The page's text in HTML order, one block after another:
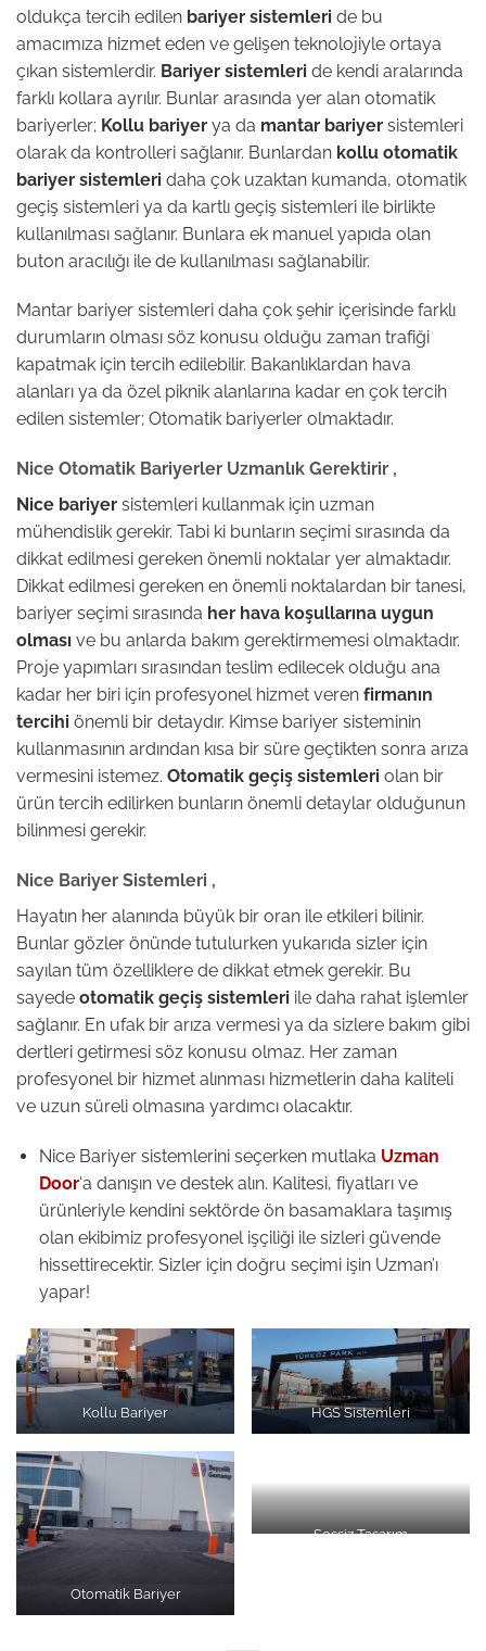
oldukça tercih edilen bariyer sistemleri de bu
amacımıza hizmet eden ve gelişen teknolojiyle ortaya
çıkan sistemlerdir. Bariyer sistemleri de kendi aralarında
farklı kollara ayrılır. Bunlar arasında yer alan otomatik
bariyerler; Kollu bariyer ya da mantar bariyer sistemleri
olarak da kontrolleri sağlanır. Bunlardan kollu otomatik
bariyer sistemleri daha çok uzaktan kumanda, otomatik
geçiş sistemleri ya da kartlı geçiş sistemleri ile birlikte
kullanılması sağlanır. Bunlara ek manuel yapıda olan
buton aracılığı ile de kullanılması sağlanabilir.
Mantar bariyer sistemleri daha çok şehir içerisinde farklı
durumların olması söz konusu olduğu zaman trafiği
kapatmak için tercih edilebilir. Bakanlıklardan hava
alanları ya da özel piknik alanlarına kadar en çok tercih
edilen sistemler; Otomatik bariyerler olmaktadır.
Nice Otomatik Bariyerler Uzmanlık Gerektirir ,
Nice bariyer sistemleri kullanmak için uzman
mühendislik gerekir. Tabi ki bunların seçimi sırasında da
dikkat edilmesi gereken önemli noktalar yer almaktadır.
Dikkat edilmesi gereken en önemli noktalardan bir tanesi,
bariyer seçimi sırasında her hava koşullarına uygun
olması ve bu anlarda bakım gerektirmemesi olmaktadır.
Proje yapımları sırasından teslim edilecek olduğu ana
kadar her biri için profesyonel hizmet veren firmanın
tercihi önemli bir detaydır. Kimse bariyer sisteminin
kullanmasının ardından kısa bir süre geçtikten sonra arıza
vermesini istemez. Otomatik geçiş sistemleri olan bir
ürün tercih edilirken bunların önemli detaylar olduğunun
bilinmesi gerekir.
Nice Bariyer Sistemleri ,
Hayatın her alanında büyük bir oran ile etkileri bilinir.
Bunlar gözler önünde tutulurken yukarıda sizler için
sayılan tüm özelliklere de dikkat etmek gerekir. Bu
sayede otomatik geçiş sistemleri ile daha rahat işlemler
sağlanır. En ufak bir arıza vermesi ya da sizlere bakım gibi
dertleri getirmesi söz konusu olmaz. Her zaman
profesyonel bir hizmet alınması hizmetlerin daha kaliteli
ve uzun süreli olmasına yardımcı olacaktır.
Nice Bariyer sistemlerini seçerken mutlaka Uzman
Door‘a danışın ve destek alın. Kalitesi, fiyatları ve
ürünleriyle kendini sektörde ön basamaklara taşımış
olan ekibimiz profesyonel işçiliği ile sizleri güvende
hissettirecektir. Sizler için doğru seçimi işin Uzman’ı
yapar!
Kollu Bariyer HGS Sistemleri
Otomatik Bariyer
Sessiz Tasarım